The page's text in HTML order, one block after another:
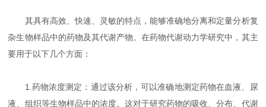
其具有高效、快速、灵敏的特点，能够准确地分离和定量分析复
杂生物样品中的药物及其代谢产物。在药物代谢动力学研究中，其主
要用于以下几个方面：
1.药物浓度测定：通过该分析，可以准确地测定药物在血液、尿
液、组织等生物样品中的浓度。这对于研究药物的吸收、分布、代谢